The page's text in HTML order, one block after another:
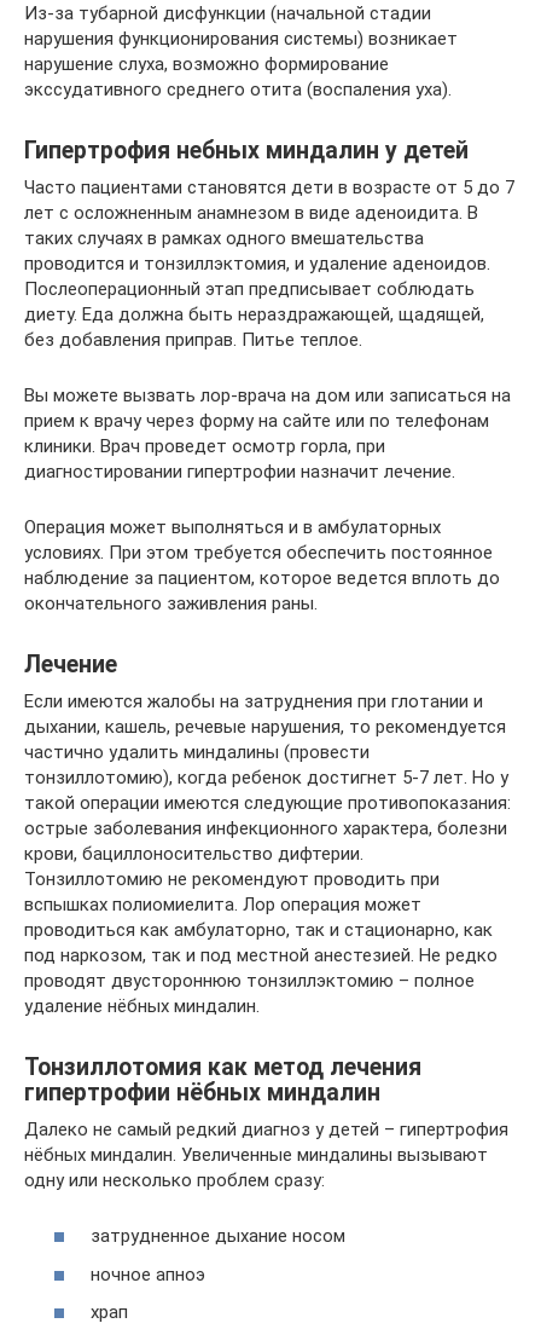
Из-за тубарной дисфункции (начальной стадии
нарушения функционирования системы) возникает
нарушение слуха, возможно формирование
экссудативного среднего отита (воспаления уха).
Гипертрофия небных миндалин у детей
Часто пациентами становятся дети в возрасте от 5 до 7
лет с осложненным анамнезом в виде аденоидита. В
таких случаях в рамках одного вмешательства
проводится и тонзиллэктомия, и удаление аденоидов.
Послеоперационный этап предписывает соблюдать
диету. Еда должна быть нераздражающей, щадящей,
без добавления приправ. Питье теплое.
Вы можете вызвать лор-врача на дом или записаться на
прием к врачу через форму на сайте или по телефонам
клиники. Врач проведет осмотр горла, при
диагностировании гипертрофии назначит лечение.
Операция может выполняться и в амбулаторных
условиях. При этом требуется обеспечить постоянное
наблюдение за пациентом, которое ведется вплоть до
окончательного заживления раны.
Лечение
Если имеются жалобы на затруднения при глотании и
дыхании, кашель, речевые нарушения, то рекомендуется
частично удалить миндалины (провести
тонзиллотомию), когда ребенок достигнет 5-7 лет. Но у
такой операции имеются следующие противопоказания:
острые заболевания инфекционного характера, болезни
крови, бациллоносительство дифтерии.
Тонзиллотомию не рекомендуют проводить при
вспышках полиомиелита. Лор операция может
проводиться как амбулаторно, так и стационарно, как
под наркозом, так и под местной анестезией. Не редко
проводят двустороннюю тонзиллэктомию – полное
удаление нёбных миндалин.
Тонзиллотомия как метод лечения
гипертрофии нёбных миндалин
Далеко не самый редкий диагноз у детей – гипертрофия
нёбных миндалин. Увеличенные миндалины вызывают
одну или несколько проблем сразу:
затрудненное дыхание носом
ночное апноэ
храп